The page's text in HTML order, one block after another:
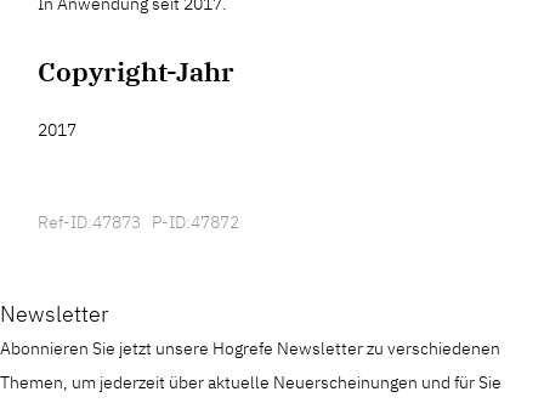
Copyright-Jahr
2017
Ref-ID:47873 P-ID:47872
Newsletter
Abonnieren Sie jetzt unsere Hogrefe Newsletter zu verschiedenen
Themen, um jederzeit über aktuelle Neuerscheinungen und für Sie